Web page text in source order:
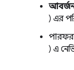
) এর
) এ